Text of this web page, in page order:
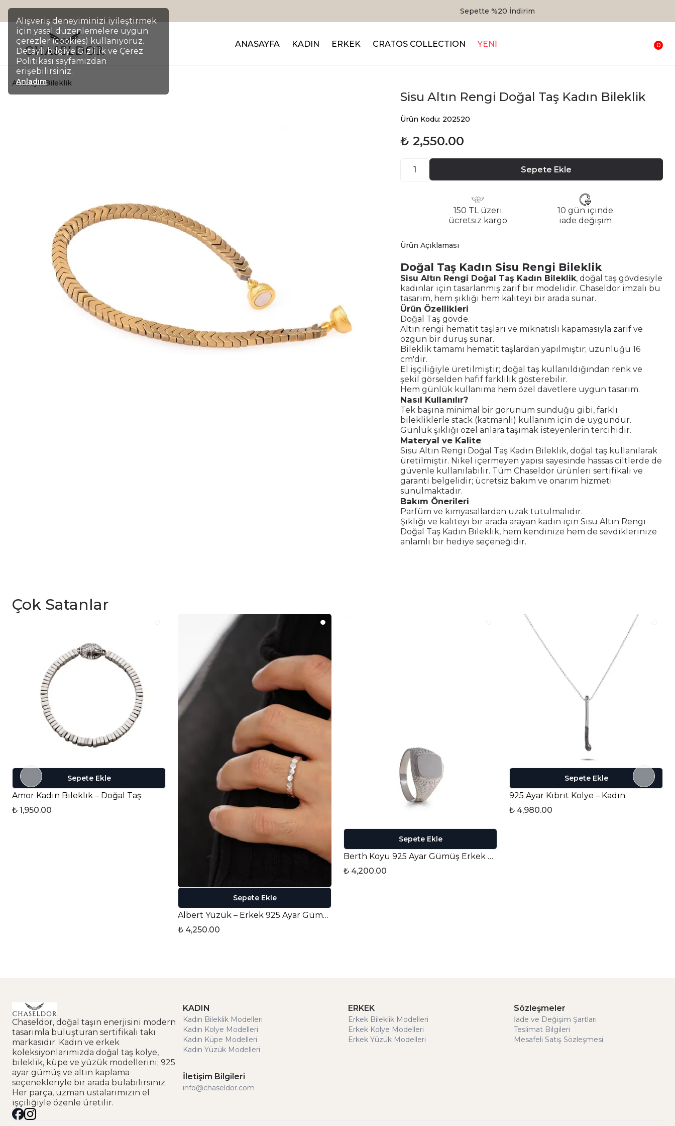
Alışveriş deneyiminizi iyileştirmek
için yasal düzenlemelere uygun
çerezler (cookies) kullanıyoruz.
Detaylı bilgiye Gizlilik ve Çerez
Politikası sayfamızdan
erişebilirsiniz.
Anladım
ANASAYFA KADIN ERKEK CRATOS COLLECTION YENİ 0
AnasayfaBileklik
Sisu Altın Rengi Doğal Taş Kadın Bileklik
Ürün Kodu: 202520
₺ 2,550.00
Sepete Ekle
150 TL üzeri
ücretsiz kargo
10 gün içinde
iade değişim
Ürün Açıklaması
Doğal Taş Kadın Sisu Rengi Bileklik
Sisu Altın Rengi Doğal Taş Kadın Bileklik, doğal taş gövdesiyle
kadınlar için tasarlanmış zarif bir modelidir. Chaseldor imzalı bu
tasarım, hem şıklığı hem kaliteyi bir arada sunar.
Ürün Özellikleri
Doğal Taş gövde.
Altın rengi hematit taşları ve mıknatıslı kapamasıyla zarif ve
özgün bir duruş sunar.
Bileklik tamamı hematit taşlardan yapılmıştır; uzunluğu 16
cm'dir.
El işçiliğiyle üretilmiştir; doğal taş kullanıldığından renk ve
şekil görselden hafif farklılık gösterebilir.
Hem günlük kullanıma hem özel davetlere uygun tasarım.
Nasıl Kullanılır?
Tek başına minimal bir görünüm sunduğu gibi, farklı
bilekliklerle stack (katmanlı) kullanım için de uygundur.
Günlük şıklığı özel anlara taşımak isteyenlerin tercihidir.
Materyal ve Kalite
Sisu Altın Rengi Doğal Taş Kadın Bileklik, doğal taş kullanılarak
üretilmiştir. Nikel içermeyen yapısı sayesinde hassas ciltlerde de
güvenle kullanılabilir. Tüm Chaseldor ürünleri sertifikalı ve
garanti belgelidir; ücretsiz bakım ve onarım hizmeti
sunulmaktadır.
Bakım Önerileri
Parfüm ve kimyasallardan uzak tutulmalıdır.
Şıklığı ve kaliteyi bir arada arayan kadın için Sisu Altın Rengi
Doğal Taş Kadın Bileklik, hem kendinize hem de sevdiklerinize
anlamlı bir hediye seçeneğidir.
Çok Satanlar
Sepete Ekle
Amor Kadın Bileklik – Doğal Taş
₺ 1,950.00
Sepete Ekle
Albert Yüzük – Erkek 925 Ayar Gümüş
₺ 4,250.00
Sepete Ekle
Berth Koyu 925 Ayar Gümüş Erkek Yüzük
₺ 4,200.00
Sepete Ekle
925 Ayar Kibrit Kolye – Kadın
₺ 4,980.00
Chaseldor, doğal taşın enerjisini modern
tasarımla buluşturan sertifikalı takı
markasıdır. Kadın ve erkek
koleksiyonlarımızda doğal taş kolye,
bileklik, küpe ve yüzük modellerini; 925
ayar gümüş ve altın kaplama
seçenekleriyle bir arada bulabilirsiniz.
Her parça, uzman ustalarımızın el
işçiliğiyle özenle üretilir.
KADIN
Kadın Bileklik Modelleri
Kadın Kolye Modelleri
Kadın Küpe Modelleri
Kadın Yüzük Modelleri
ERKEK
Erkek Bileklik Modelleri
Erkek Kolye Modelleri
Erkek Yüzük Modelleri
Sözleşmeler
İade ve Değişim Şartları
Teslimat Bilgileri
Mesafeli Satış Sözleşmesi
İletişim Bilgileri
info@chaseldor.com